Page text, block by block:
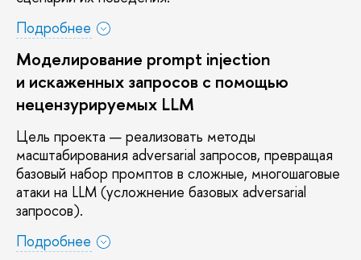
Подробнее
Моделирование prompt injection
и искаженных запросов с помощью
нецензурируемых LLM
Цель проекта — реализовать методы
масштабирования adversarial запросов, превращая
азовый набор промптов в сложные, многошаговые
атаки на LLM (усложнение базовых adversarial
запросов).
Подробнее